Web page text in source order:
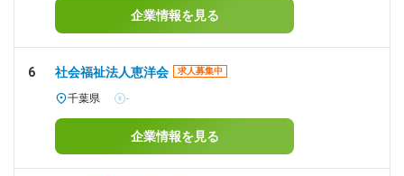
企業情報を見る
6 社会福祉法人恵洋会 求人募集中
千葉県 -
企業情報を見る